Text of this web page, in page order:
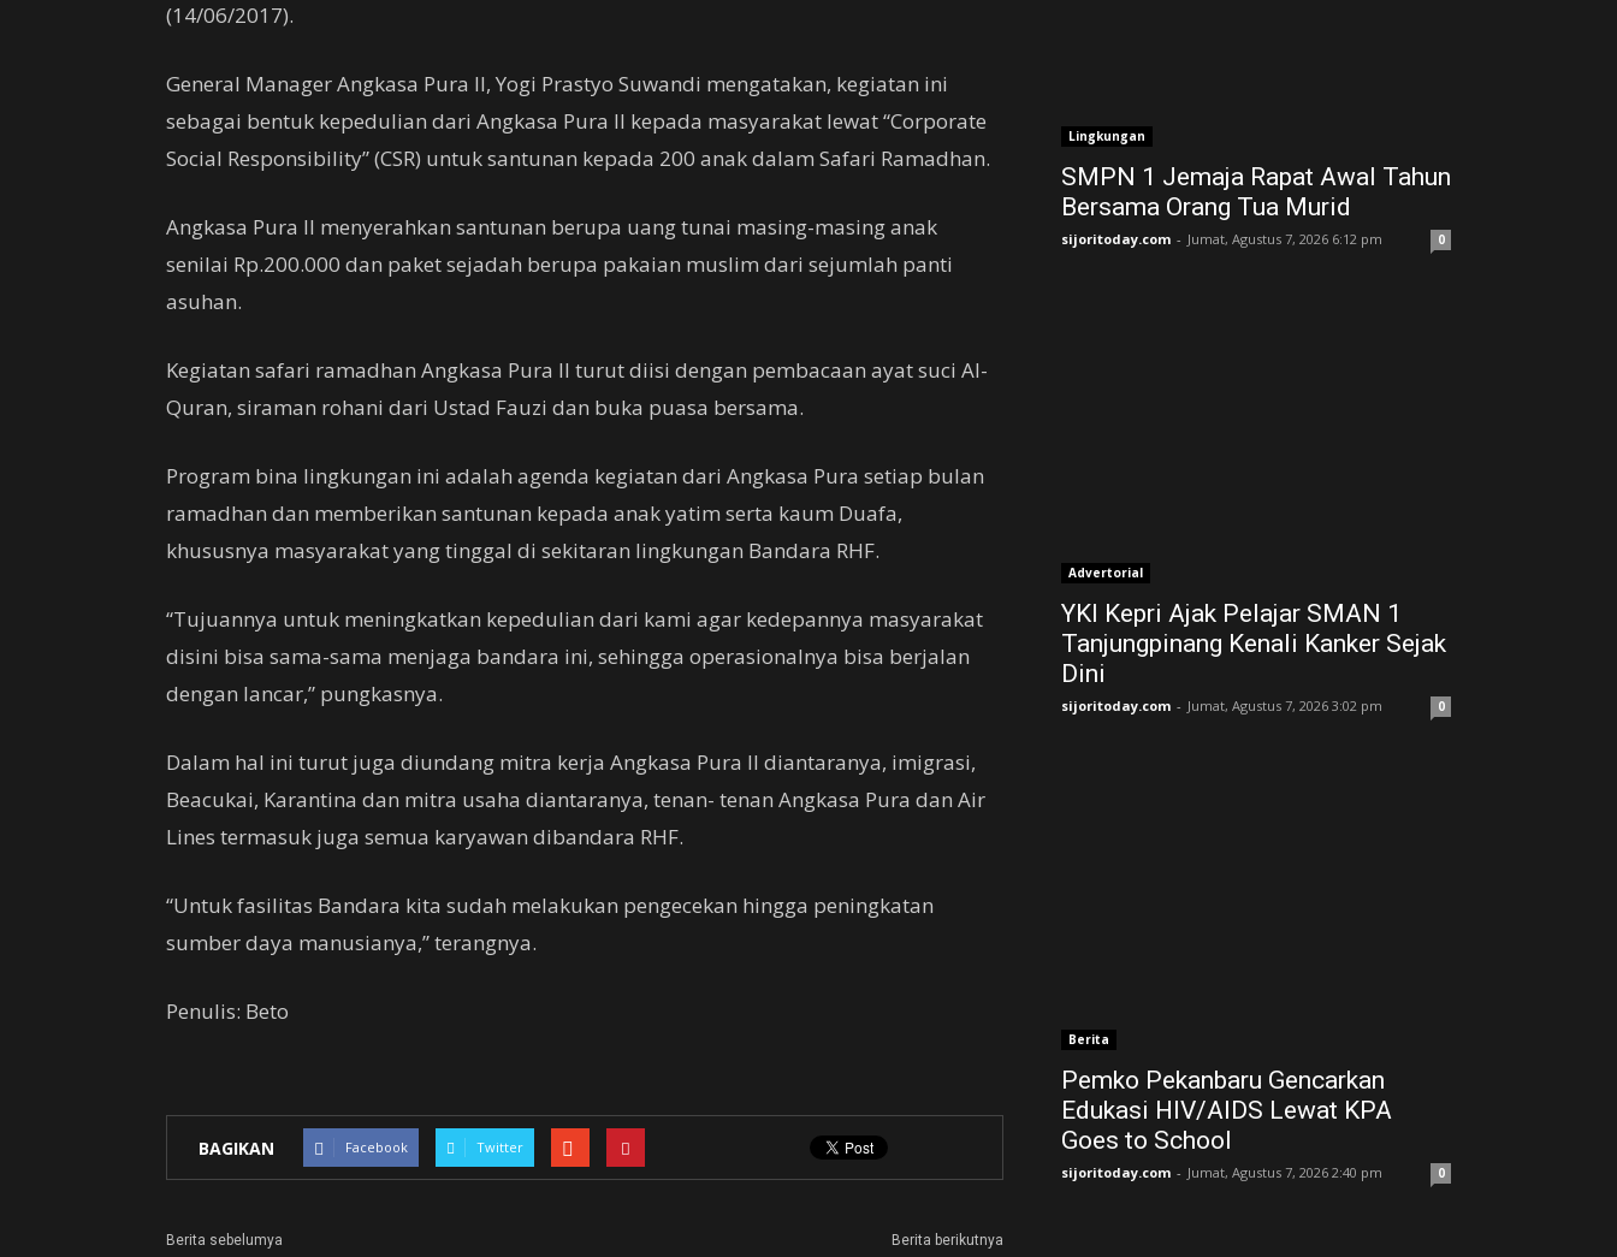
(14/06/2017).
General Manager Angkasa Pura II, Yogi Prastyo Suwandi mengatakan, kegiatan ini
sebagai bentuk kepedulian dari Angkasa Pura II kepada masyarakat lewat “Corporate
Social Responsibility” (CSR) untuk santunan kepada 200 anak dalam Safari Ramadhan.
Angkasa Pura II menyerahkan santunan berupa uang tunai masing-masing anak
senilai Rp.200.000 dan paket sejadah berupa pakaian muslim dari sejumlah panti
asuhan.
Kegiatan safari ramadhan Angkasa Pura II turut diisi dengan pembacaan ayat suci Al-
Quran, siraman rohani dari Ustad Fauzi dan buka puasa bersama.
Program bina lingkungan ini adalah agenda kegiatan dari Angkasa Pura setiap bulan
ramadhan dan memberikan santunan kepada anak yatim serta kaum Duafa,
khususnya masyarakat yang tinggal di sekitaran lingkungan Bandara RHF.
“Tujuannya untuk meningkatkan kepedulian dari kami agar kedepannya masyarakat
disini bisa sama-sama menjaga bandara ini, sehingga operasionalnya bisa berjalan
dengan lancar,” pungkasnya.
Dalam hal ini turut juga diundang mitra kerja Angkasa Pura II diantaranya, imigrasi,
Beacukai, Karantina dan mitra usaha diantaranya, tenan- tenan Angkasa Pura dan Air
Lines termasuk juga semua karyawan dibandara RHF.
“Untuk fasilitas Bandara kita sudah melakukan pengecekan hingga peningkatan
sumber daya manusianya,” terangnya.
Penulis: Beto
BAGIKAN Facebook Twitter
Berita sebelumya Berita berikutnya
Lingkungan
SMPN 1 Jemaja Rapat Awal Tahun
Bersama Orang Tua Murid ‎
sijoritoday.com - Jumat, Agustus 7, 2026 6:12 pm 0
Advertorial
YKI Kepri Ajak Pelajar SMAN 1
Tanjungpinang Kenali Kanker Sejak
Dini
sijoritoday.com - Jumat, Agustus 7, 2026 3:02 pm 0
Berita
Pemko Pekanbaru Gencarkan
Edukasi HIV/AIDS Lewat KPA
Goes to School
sijoritoday.com - Jumat, Agustus 7, 2026 2:40 pm 0